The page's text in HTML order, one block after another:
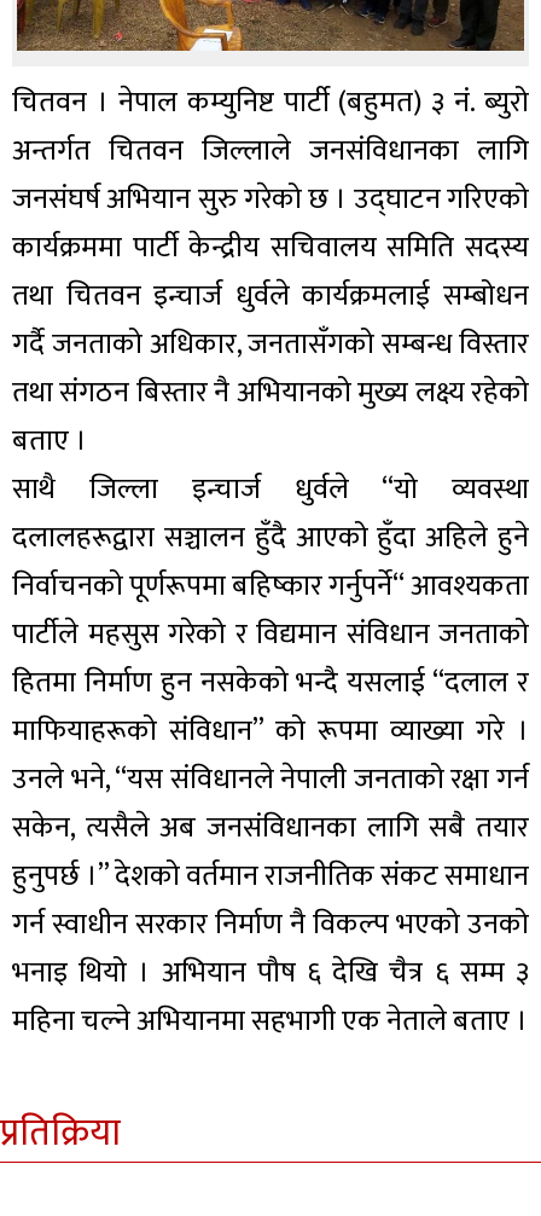
चितवन । नेपाल कम्युनिष्ट पार्टी (बहुमत) ३ नं. ब्युरो
अन्तर्गत चितवन जिल्लाले जनसंविधानका लागि
जनसंघर्ष अभियान सुरु गरेको छ । उद्घाटन गरिएको
कार्यक्रममा पार्टी केन्द्रीय सचिवालय समिति सदस्य
तथा चितवन इन्चार्ज धुर्वले कार्यक्रमलाई सम्बोधन
गर्दै जनताको अधिकार, जनतासँगको सम्बन्ध विस्तार
तथा संगठन बिस्तार नै अभियानको मुख्य लक्ष्य रहेको
बताए ।
साथै जिल्ला इन्चार्ज धुर्वले “यो व्यवस्था
दलालहरूद्वारा सञ्चालन हुँदै आएको हुँदा अहिले हुने
निर्वाचनको पूर्णरूपमा बहिष्कार गर्नुपर्ने“ आवश्यकता
पार्टीले महसुस गरेको र विद्यमान संविधान जनताको
हितमा निर्माण हुन नसकेको भन्दै यसलाई “दलाल र
माफियाहरूको संविधान” को रूपमा व्याख्या गरे ।
उनले भने, “यस संविधानले नेपाली जनताको रक्षा गर्न
सकेन, त्यसैले अब जनसंविधानका लागि सबै तयार
हुनुपर्छ ।” देशको वर्तमान राजनीतिक संकट समाधान
गर्न स्वाधीन सरकार निर्माण नै विकल्प भएको उनको
भनाइ थियो । अभियान पौष ६ देखि चैत्र ६ सम्म ३
महिना चल्ने अभियानमा सहभागी एक नेताले बताए ।
प्रतिक्रिया